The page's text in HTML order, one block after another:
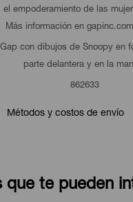
el empoderamiento de las
Más información en
con dibujos de Snoopy en
parte delantera y en la
862633
Métodos y costos de envío
que te pueden